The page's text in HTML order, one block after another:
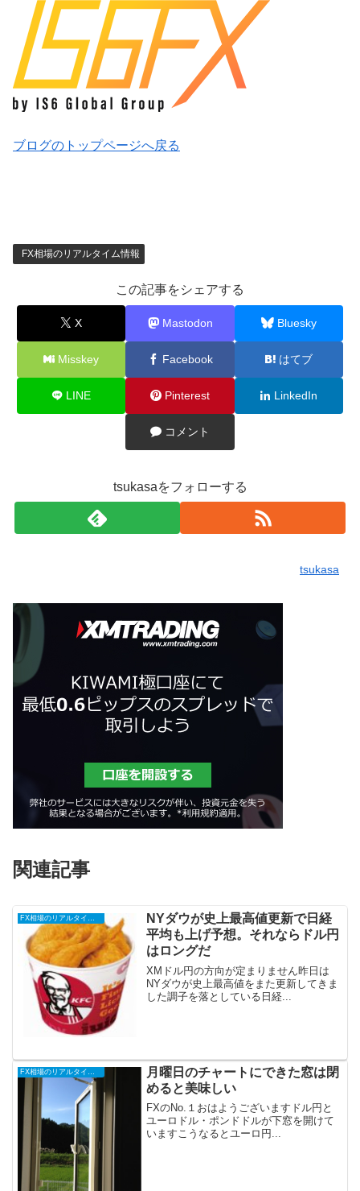
ブログのトップページへ戻る
FX相場のリアルタイム情報
この記事をシェアする
X Mastodon Bluesky
Misskey Facebook はてブ
LINE Pinterest LinkedIn
コメント
tsukasaをフォローする
tsukasa
関連記事
FX相場のリアルタイム情報
NYダウが史上最高値更新で日経
平均も上げ予想。それならドル円
はロングだ
XMドル円の方向が定まりません昨日は
NYダウが史上最高値をまた更新してきま
した調子を落としている日経...
月曜日のチャートにできた窓は閉
めると美味しい
FXのNo.１おはようございますドル円と
ユーロドル・ポンドドルが下窓を開けて
いますこうなるとユーロ円...